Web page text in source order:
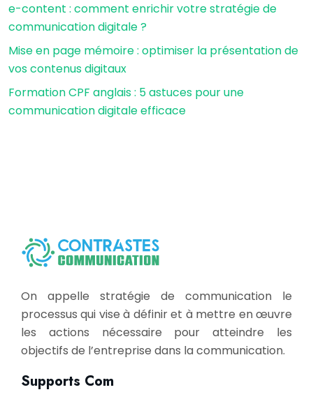
e-content : comment enrichir votre stratégie de
communication digitale ?
Mise en page mémoire : optimiser la présentation de
vos contenus digitaux
Formation CPF anglais : 5 astuces pour une
communication digitale efficace
On appelle stratégie de communication le
processus qui vise à définir et à mettre en œuvre
les actions nécessaire pour atteindre les
objectifs de l’entreprise dans la communication.
Supports Com